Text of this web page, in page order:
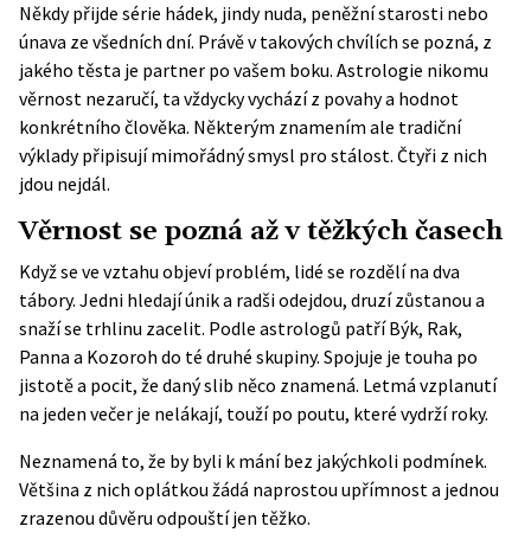
Někdy přijde série hádek, jindy nuda, peněžní starosti nebo
únava ze všedních dní. Právě v takových chvílích se pozná, z
jakého těsta je partner po vašem boku. Astrologie nikomu
věrnost nezaručí, ta vždycky vychází z povahy a hodnot
konkrétního člověka. Některým znamením ale tradiční
výklady připisují mimořádný smysl pro stálost. Čtyři z nich
jdou nejdál.
Věrnost se pozná až v těžkých časech
Když se ve vztahu objeví problém, lidé se rozdělí na dva
tábory. Jedni hledají únik a radši odejdou, druzí zůstanou a
snaží se trhlinu zacelit. Podle astrologů patří Býk, Rak,
Panna a Kozoroh do té druhé skupiny. Spojuje je touha po
jistotě a pocit, že daný slib něco znamená. Letmá vzplanutí
na jeden večer je nelákají, touží po poutu, které vydrží roky.
Neznamená to, že by byli k mání bez jakýchkoli podmínek.
Většina z nich oplátkou žádá naprostou upřímnost a jednou
zrazenou důvěru odpouští jen těžko.